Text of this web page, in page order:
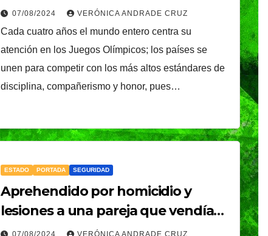
geopolítica
07/08/2024 VERÓNICA ANDRADE CRUZ
Cada cuatro años el mundo entero centra su
atención en los Juegos Olímpicos; los países se
unen para competir con los más altos estándares de
disciplina, compañerismo y honor, pues…
ESTADO PORTADA SEGURIDAD
Aprehendido por homicidio y
lesiones a una pareja que vendía
frituras en Cuetzalan
07/08/2024 VERÓNICA ANDRADE CRUZ